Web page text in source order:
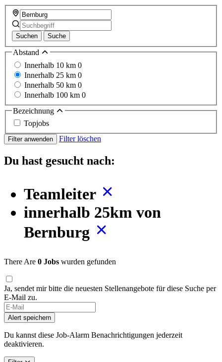
Suchen Suche
Abstand
Innerhalb 10 km 0
Innerhalb 25 km 0
Innerhalb 50 km 0
Innerhalb 100 km 0
Bezeichnung
Topjobs
Filter anwenden Filter löschen
Du hast gesucht nach:
Teamleiter
innerhalb 25km von
Bernburg
There Are 0 Jobs wurden gefunden
Ja, sendet mir bitte die neuesten Stellenangebote für diese Suche per
E-Mail zu.
Alert speichern
Du kannst diese Job-Alarm Benachrichtigungen jederzeit
deaktivieren.